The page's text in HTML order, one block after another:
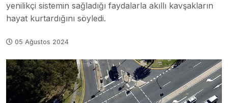
yenilikçi sistemin sağladığı faydalarla akıllı kavşakların
hayat kurtardığını söyledi.
05 Ağustos 2024